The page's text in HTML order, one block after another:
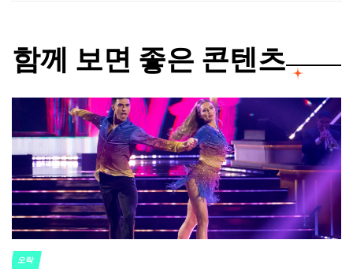
함께 보면 좋은 콘텐츠
POSTED
오락